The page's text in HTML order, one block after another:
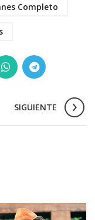
Completo
SIGUIENTE